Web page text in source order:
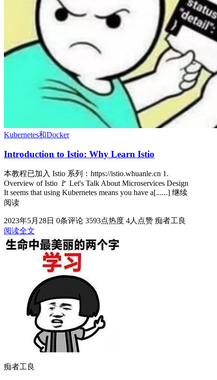
Kubernetes和Docker
Introduction to Istio: Why Learn Istio
本教程已加入 Istio 系列：https://istio.whuanle.cn 1.
Overview of Istio 🚩 Let's Talk About Microservices Design
It seems that using Kubernetes means you have a[......] 继续
阅读
2023年5月28日 0条评论 3593点热度 4人点赞 痴者工良
阅读全文
痴者工良